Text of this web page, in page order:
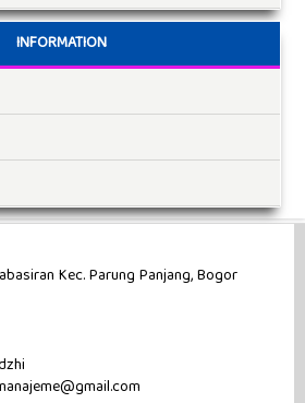
INFORMATION
Kec. Parung Panjang, Bogor